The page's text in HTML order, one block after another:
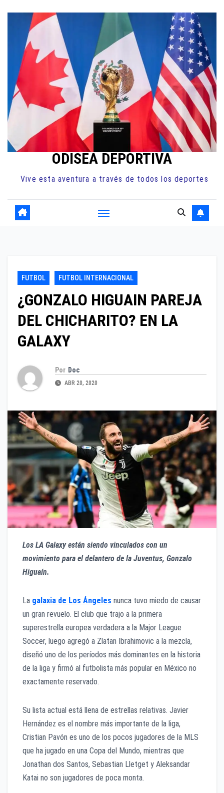
contenido
ODISEA DEPORTIVA
Vive esta aventura a través de todos los deportes
FUTBOL FUTBOL INTERNACIONAL
¿GONZALO HIGUAIN PAREJA
DEL CHICHARITO? EN LA
GALAXY
Por Doc
ABR 20, 2020
Los LA Galaxy están siendo vinculados con un
movimiento para el delantero de la Juventus, Gonzalo
Higuaín.
La galaxia de Los Ángeles nunca tuvo miedo de causar
un gran revuelo. El club que trajo a la primera
superestrella europea verdadera a la Major League
Soccer, luego agregó a Zlatan Ibrahimovic a la mezcla,
diseñó uno de los períodos más dominantes en la historia
de la liga y firmó al futbolista más popular en México no
exactamente reservado.
Su lista actual está llena de estrellas relativas. Javier
Hernández es el nombre más importante de la liga,
Cristian Pavón es uno de los pocos jugadores de la MLS
que ha jugado en una Copa del Mundo, mientras que
Jonathan dos Santos, Sebastian Lletget y Aleksandar
Katai no son jugadores de poca monta.